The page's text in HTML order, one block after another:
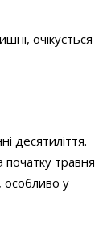
очікується
десятиліття.
початку травня
особливо у